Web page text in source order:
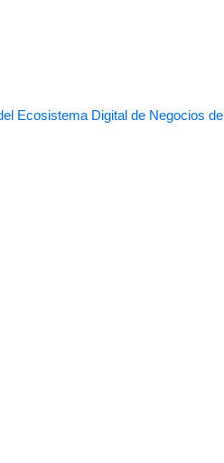
Ecosistema Digital de Negocios de